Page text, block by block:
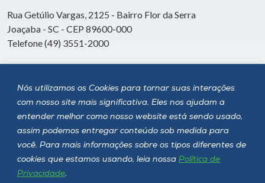
Nós utilizamos os Cookies para tornar suas interações
com nosso site mais significativa. Eles nos ajudam a
entender melhor como nosso website está sendo usado,
assim podemos entregar conteúdo sob medida para
você. Para mais informações sobre os tipos diferentes de
cookies que estamos usando, leia nossa Política de
Privacidade.
Rua Getúlio Vargas, 2125 - Bairro Flor da Serra
Joaçaba - SC - CEP 89600-000
Telefone (49) 3551-2000
Siga a Unoesc